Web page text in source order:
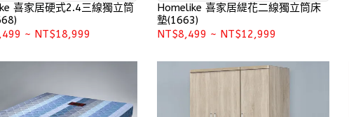
喜家居硬式2.4三線獨立筒
~ NT$18,999
Homelike 喜家居緹花二線獨立筒床
墊(1663)
NT$8,499 ~ NT$12,999